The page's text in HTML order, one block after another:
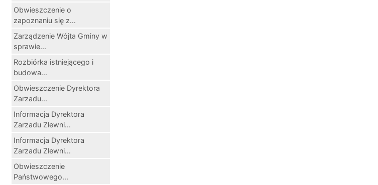
Obwieszczenie o
zapoznaniu się z...
Zarządzenie Wójta Gminy w
sprawie...
Rozbiórka istniejącego i
budowa...
Obwieszczenie Dyrektora
Zarzadu...
Informacja Dyrektora
Zarzadu Zlewni...
Informacja Dyrektora
Zarzadu Zlewni...
Obwieszczenie
Państwowego...